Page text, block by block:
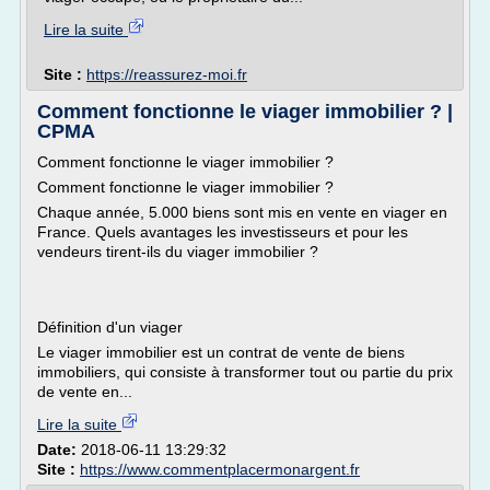
Lire la suite
Site : https://reassurez-moi.fr
Comment fonctionne le viager immobilier ? |
CPMA
Comment fonctionne le viager immobilier ?
Comment fonctionne le viager immobilier ?
Chaque année, 5.000 biens sont mis en vente en viager en
France. Quels avantages les investisseurs et pour les
vendeurs tirent-ils du viager immobilier ?
Définition d'un viager
Le viager immobilier est un contrat de vente de biens
immobiliers, qui consiste à transformer tout ou partie du prix
de vente en...
Lire la suite
Date: 2018-06-11 13:29:32
Site : https://www.commentplacermonargent.fr